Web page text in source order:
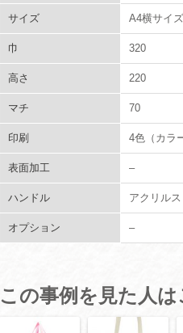
サイズ A4横サイズ
巾 320
高さ 220
マチ 70
印刷 4色（カラ
表面加工 –
ハンドル アクリル
オプション –
この事例を見た人